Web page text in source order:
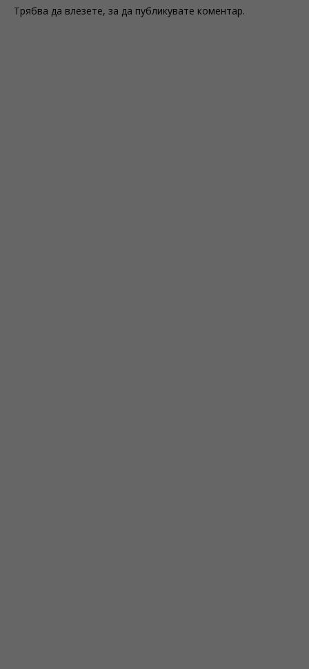
Трябва да влезете, за да публикувате коментар.